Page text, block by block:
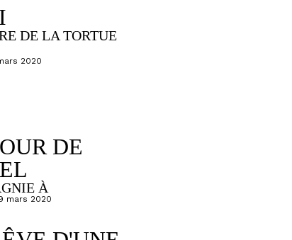
DE LA TORTUE
2020
DE
À
mars 2020